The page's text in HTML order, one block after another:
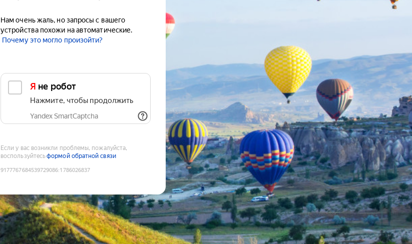
Нам очень жаль, но запросы с вашего
устройства похожи на автоматические.
Почему это могло произойти?
Я не робот
Нажмите, чтобы продолжить
Yandex SmartCaptcha
Если у вас возникли проблемы, пожалуйста,
воспользуйтесьформой обратной связи
9177767684539729086:1786026837